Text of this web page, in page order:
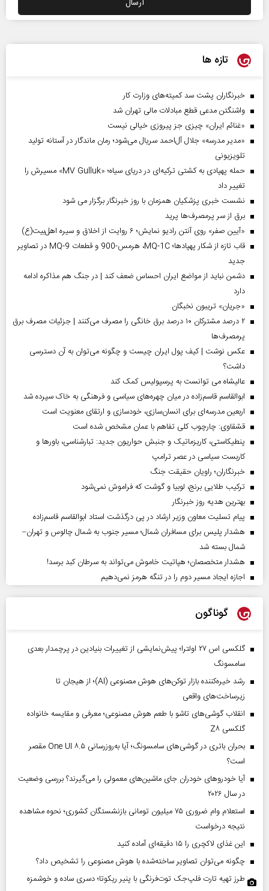
تازه ها
خبرنگاران پشت سد کمیته‌های وزارت کار
واشنگتن مدعی قطع مبادلات مالی تهران شد
«غنائم ایران» چیزی جز پیروزی خیالی نیست
«مدیر مدرسه» جلال آل‌احمد سریال می‌شود؛ رمان ماندگار در آستانه تولید
تلویزیونی
حمله پهپادی به کشتی ترکیه‌ای در دریای سیاه؛ «MV Gulluk» مسیرش را
تغییر داد
نشست خبری پزشکیان همزمان با روز خبرنگار برگزار می شود
برق از سر پرمصرف‌ها پرید
«آیین صفر» روی آنتن رادیو نمایش؛ ۶ روایت از اخلاق و سیره اهل‌بیت(ع)
قاب تازه از شکار پهپادها؛ MQ-1C، هرمس-900 و قطعات MQ-9 در تصاویر
جدید
دشمن نباید از مواضع ایران احساس ضعف کند | در جنگ هم مذاکره ادامه
دارد
«جریان» تریبون نخبگان
۲ درصد مشترکان ۱۰ درصد برق خانگی را مصرف می‌کنند | جزئیات مصرف برق
پرمصرف‌ها
عکس نوشت | کیف پول ایران چیست و چگونه می‌توان به آن دسترسی
داشت؟
عالیشاه می توانست به پرسپولیس کمک کند
ابوالقاسم قاسم‌زاده در میان چهره‌های سیاسی و فرهنگی به خاک سپرده شد
اربعین مدرسه‌ای برای انسان‌سازی، خودسازی و ارتقای معنویت است
قشقاوی: چارچوب کلی تفاهم با عمان مشخص شده است
پنطیکاستی، کاریزماتیک و جنبش حواریون جدید: تبارشناسی، باور‌ها و
کاربست سیاسی در عصر ترامپ
خبرنگاران؛ راویان حقیقت جنگ
ترکیب طلایی برنج، لوبیا و گوشت که فراموش نمی‌شود
بهترین هدیه روز خبرنگار
پیام تسلیت معاون وزیر ارشاد در پی درگذشت استاد ابوالقاسم قاسم‌زاده
هشدار پلیس برای مسافران شمال؛ مسیر جنوب به شمال چالوس و تهران–
شمال بسته شد
هشدار متخصصان؛ هپاتیت خاموش می‌تواند به سرطان کبد برسد!
اجازه ایجاد مسیر دوم را در تنگه هرمز نمی‌دهیم
گوناگون
گلکسی اس ۲۷ اولترا؛ پیش‌نمایشی از تغییرات بنیادین در پرچمدار بعدی
سامسونگ
رشد خیره‌کننده بازار توکن‌های هوش مصنوعی (AI)؛ از هیجان تا
زیرساخت‌های واقعی
انقلاب گوشی‌های تاشو‌ با طعم هوش مصنوعی؛ معرفی و مقایسه خانواده
گلکسی Z۸
بحران باتری در گوشی‌های سامسونگ؛ آیا به‌روزرسانی One UI ۸.۵ مقصر
است؟
آیا خودروهای خودران جای ماشین‌های معمولی را می‌گیرند؟ بررسی وضعیت
در سال ۲۰۲۶
استعلام وام ضروری ۷۵ میلیون تومانی بازنشستگان کشوری؛ نحوه مشاهده
نتیجه درخواست
این غذای لاکچری را ۱۵ دقیقه‌ای آماده کنید
چگونه می‌توان تصاویر ساخته‌شده با هوش مصنوعی را تشخیص داد؟
طرز تهیه تارت فلپ‌جک توت‌فرنگی با پنیر ریکوتا؛ دسری ساده و خوشمزه